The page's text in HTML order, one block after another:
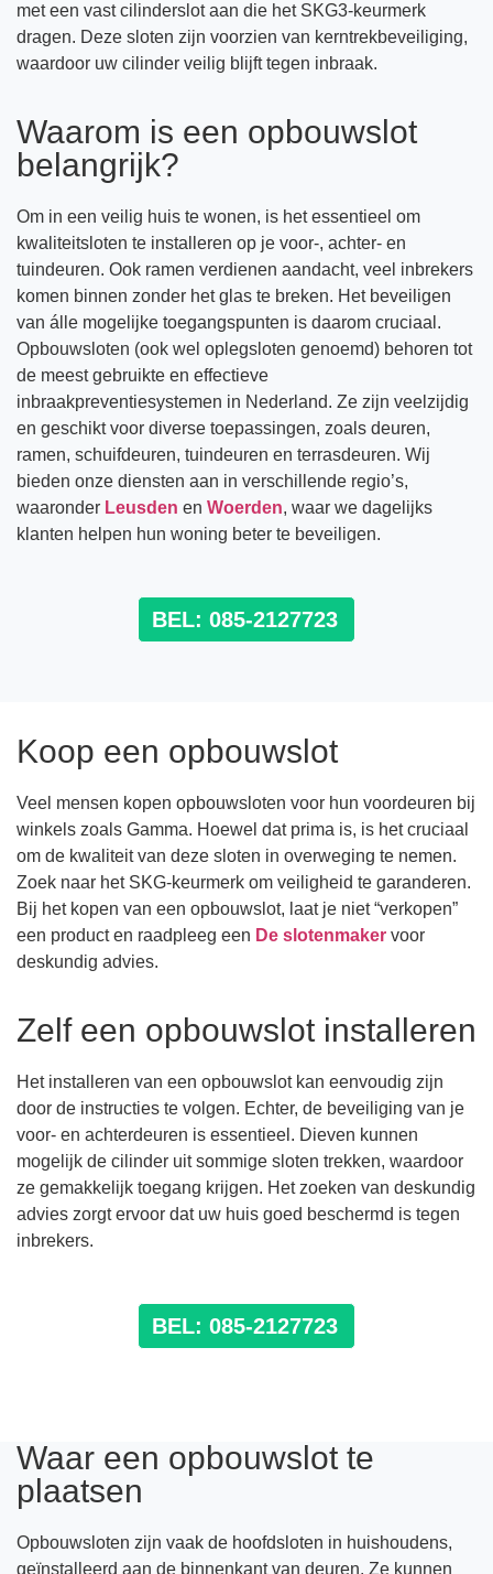
met een vast cilinderslot aan die het SKG3-keurmerk
dragen. Deze sloten zijn voorzien van kerntrekbeveiliging,
waardoor uw cilinder veilig blijft tegen inbraak.
Waarom is een opbouwslot
belangrijk?
Om in een veilig huis te wonen, is het essentieel om
kwaliteitsloten te installeren op je voor-, achter- en
tuindeuren. Ook ramen verdienen aandacht, veel inbrekers
komen binnen zonder het glas te breken. Het beveiligen
van álle mogelijke toegangspunten is daarom cruciaal.
Opbouwsloten (ook wel oplegsloten genoemd) behoren tot
de meest gebruikte en effectieve
inbraakpreventiesystemen in Nederland. Ze zijn veelzijdig
en geschikt voor diverse toepassingen, zoals deuren,
ramen, schuifdeuren, tuindeuren en terrasdeuren. Wij
bieden onze diensten aan in verschillende regio’s,
waaronder Leusden en Woerden, waar we dagelijks
klanten helpen hun woning beter te beveiligen.
BEL: 085-2127723
Koop een opbouwslot
Veel mensen kopen opbouwsloten voor hun voordeuren bij
winkels zoals Gamma. Hoewel dat prima is, is het cruciaal
om de kwaliteit van deze sloten in overweging te nemen.
Zoek naar het SKG-keurmerk om veiligheid te garanderen.
Bij het kopen van een opbouwslot, laat je niet “verkopen”
een product en raadpleeg een De slotenmaker voor
deskundig advies.
Zelf een opbouwslot installeren
Het installeren van een opbouwslot kan eenvoudig zijn
door de instructies te volgen. Echter, de beveiliging van je
voor- en achterdeuren is essentieel. Dieven kunnen
mogelijk de cilinder uit sommige sloten trekken, waardoor
ze gemakkelijk toegang krijgen. Het zoeken van deskundig
advies zorgt ervoor dat uw huis goed beschermd is tegen
inbrekers.
BEL: 085-2127723
Waar een opbouwslot te
plaatsen
Opbouwsloten zijn vaak de hoofdsloten in huishoudens,
geïnstalleerd aan de binnenkant van deuren. Ze kunnen